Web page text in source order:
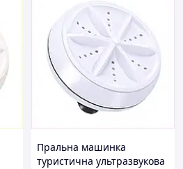
Пральна машинка
туристична ультразвукова